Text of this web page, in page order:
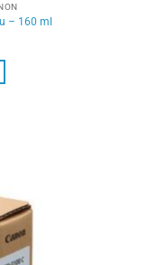
– 160 ml